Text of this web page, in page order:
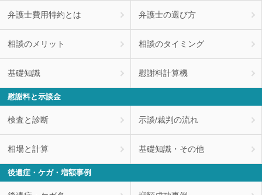
弁護士費用特約とは 弁護士の選び方
相談のメリット 相談のタイミング
基礎知識 慰謝料計算機
慰謝料と示談金
検査と診断 示談/裁判の流れ
相場と計算 基礎知識・その他
後遺症・ケガ・増額事例